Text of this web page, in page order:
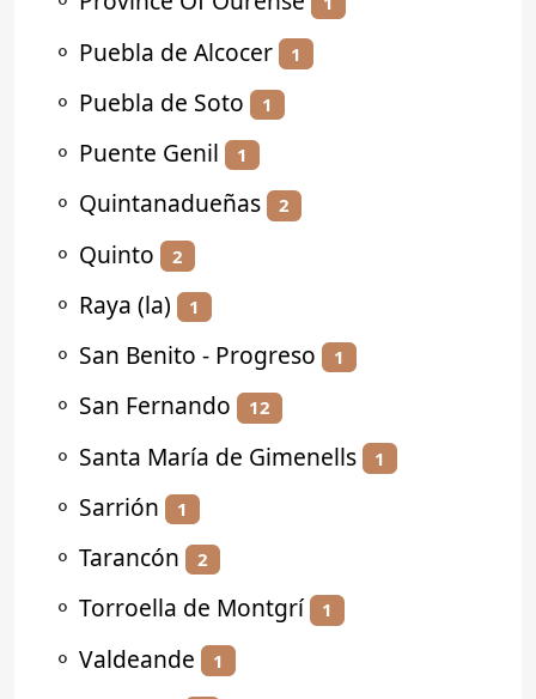
⚬ Puebla de Alcocer 1
⚬ Puebla de Soto 1
⚬ Puente Genil 1
⚬ Quintanadueñas 2
⚬ Quinto 2
⚬ Raya (la) 1
⚬ San Benito - Progreso 1
⚬ San Fernando 12
⚬ Santa María de Gimenells 1
⚬ Sarrión 1
⚬ Tarancón 2
⚬ Torroella de Montgrí 1
⚬ Valdeande 1